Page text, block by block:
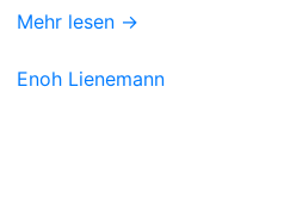
Mehr lesen →
Enoh Lienemann